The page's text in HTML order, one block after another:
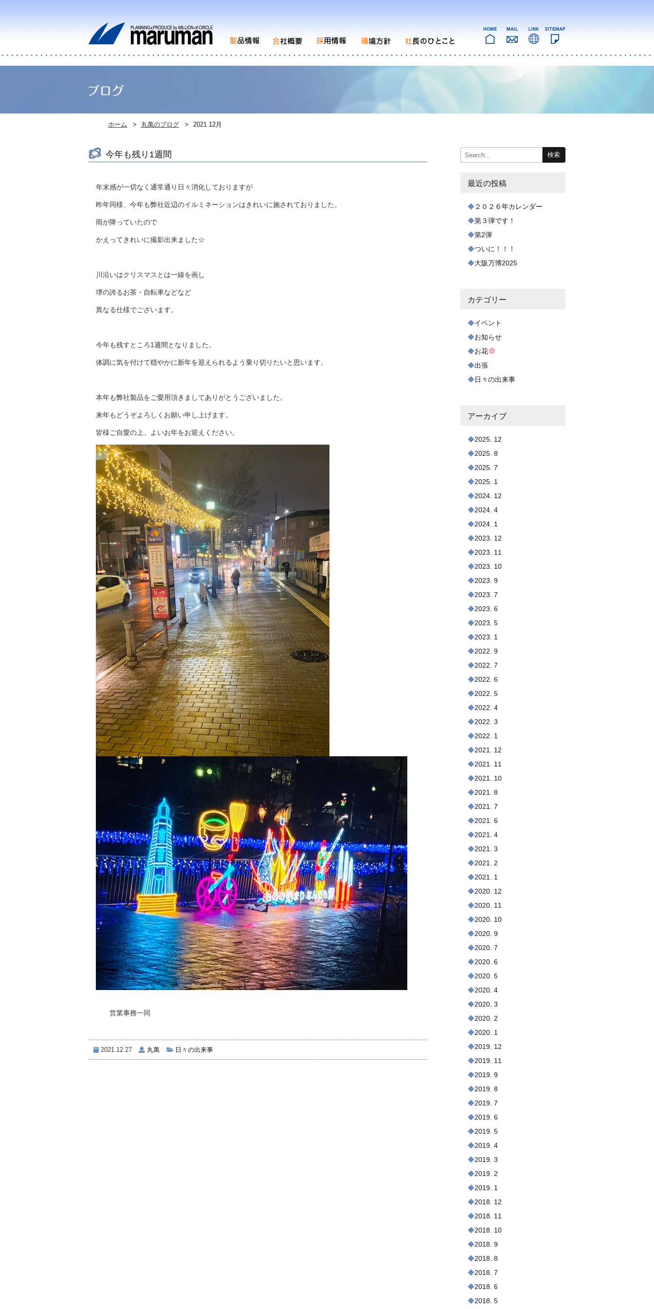
ホーム 丸萬のブログ 2021 12月
今年も残り1週間
年末感が一切なく通常通り日々消化しておりますが
昨年同様、今年も弊社近辺のイルミネーションはきれいに施されておりました。
雨が降っていたので
かえってきれいに撮影出来ました☆
川沿いはクリスマスとは一線を画し
堺の誇るお茶・自転車などなど
異なる仕様でございます。
今年も残すところ1週間となりました。
体調に気を付けて穏やかに新年を迎えられるよう乗り切りたいと思います。
本年も弊社製品をご愛用頂きましてありがとうございました。
来年もどうぞよろしくお願い申し上げます。
皆様ご自愛の上、よいお年をお迎えください。
営業事務一同
2021.12.27 丸萬 日々の出来事
最近の投稿
２０２６年カレンダー
第３弾です！
第2弾
ついに！！！
大阪万博2025
カテゴリー
イベント
お知らせ
お花
出張
日々の出来事
アーカイブ
2025. 12
2025. 8
2025. 7
2025. 1
2024. 12
2024. 4
2024. 1
2023. 12
2023. 11
2023. 10
2023. 9
2023. 7
2023. 6
2023. 5
2023. 1
2022. 9
2022. 7
2022. 6
2022. 5
2022. 4
2022. 3
2022. 1
2021. 12
2021. 11
2021. 10
2021. 8
2021. 7
2021. 6
2021. 4
2021. 3
2021. 2
2021. 1
2020. 12
2020. 11
2020. 10
2020. 9
2020. 7
2020. 6
2020. 5
2020. 4
2020. 3
2020. 2
2020. 1
2019. 12
2019. 11
2019. 9
2019. 8
2019. 7
2019. 6
2019. 5
2019. 4
2019. 3
2019. 2
2019. 1
2018. 12
2018. 11
2018. 10
2018. 9
2018. 8
2018. 7
2018. 6
2018. 5